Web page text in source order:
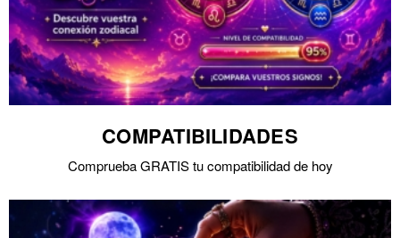
COMPATIBILIDADES
Comprueba GRATIS tu compatibilidad de hoy